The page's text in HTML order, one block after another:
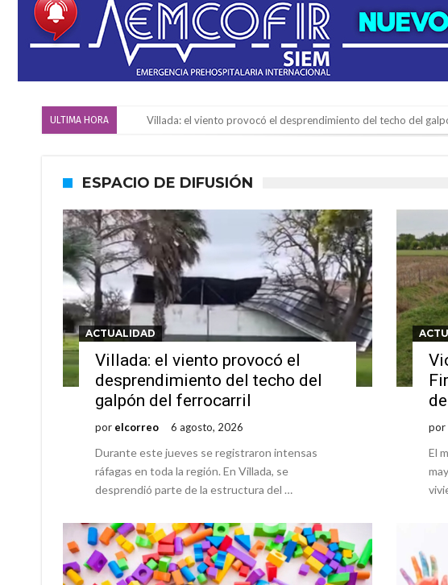
ULTIMA HORA Violento robo en la zona rural de Firmat: maniataron a una
Firmat: “Codo a codo” lanza una campaña de recolección de
Güemes y Mariano Vera
Alerta meteorológico: el SMN advierte por tormentas fuertes y
¿Llega un “Súper Niño”?: De Benedictis aclara los mitos y
Cañada del Ucle se prepara para la 5ª edición de la Expo Dose
Distinguieron a Ramiro Maldonado, el campeón juvenil de
Villada: evalúan obras preventivas ante posibles lluvias intensas
ESPACIO DE DIFUSIÓN
ACTUALIDAD
Villada: el viento provocó el
desprendimiento del techo del
galpón del ferrocarril
por elcorreo 6 agosto, 2026
Durante este jueves se registraron intensas
ráfagas en toda la región. En Villada, se
desprendió parte de la estructura del …
por
El